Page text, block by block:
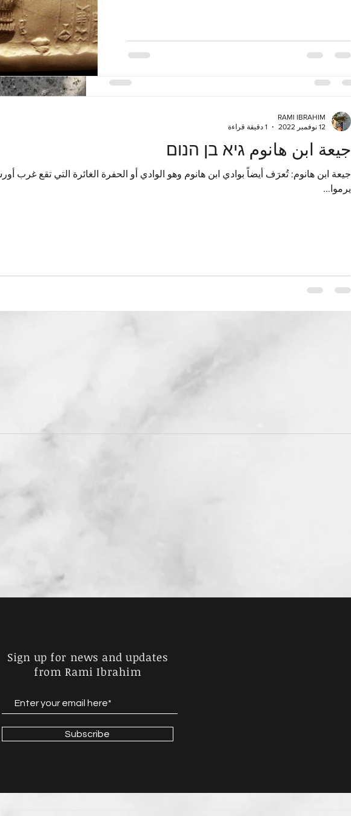
جيعة ابن هانوم גיא בן הנום
جيعة ابن هانوم: تُعرَف أيضاً بوادي ابن هانوم وهو الوادي أو الحفرة الغائرة التي تقع غرب
يرموا...
RAMI IBRAHIM
12 نوفمبر 2022
1 دقيقة قراءة
Sign up for news and updates
from Rami Ibrahim
Subscribe